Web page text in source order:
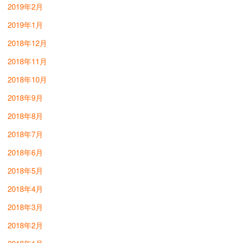
2019年2月
2019年1月
2018年12月
2018年11月
2018年10月
2018年9月
2018年8月
2018年7月
2018年6月
2018年5月
2018年4月
2018年3月
2018年2月